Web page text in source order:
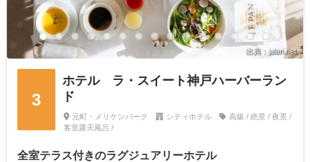
出典：jalan.net
3
ホテル ラ・スイート神戸ハーバーラン
ド
元町・メリケンパーク シティホテル
高級 / 絶景 / 夜景 /
客室露天風呂 /
全室テラス付きのラグジュアリーホテル